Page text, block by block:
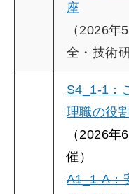
座
（2026
全・技術
S4_1-1：
理職の役
（2026
催）
A1_1-A：